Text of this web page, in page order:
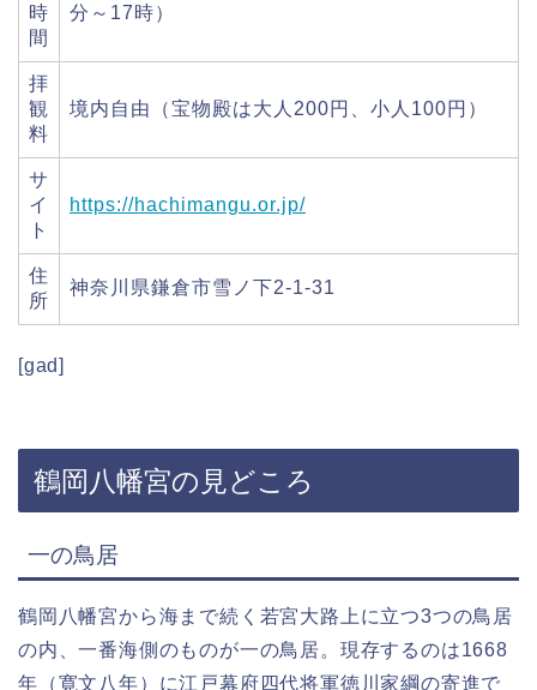
時
間
分～17時）
拝
観
料
境内自由（宝物殿は大人200円、小人100円）
サ
イ
ト
https://hachimangu.or.jp/
住
所
神奈川県鎌倉市雪ノ下2-1-31
[gad]
鶴岡八幡宮の見どころ
一の鳥居
鶴岡八幡宮から海まで続く若宮大路上に立つ3つの鳥居
の内、一番海側のものが一の鳥居。現存するのは1668
年（寛文八年）に江戸幕府四代将軍徳川家綱の寄進で